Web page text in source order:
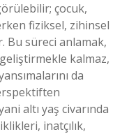
çocuk,
fiziksel, zihinsel
Bu süreci anlamak,
kalmaz,
da
altı yaş civarında
inatçılık,